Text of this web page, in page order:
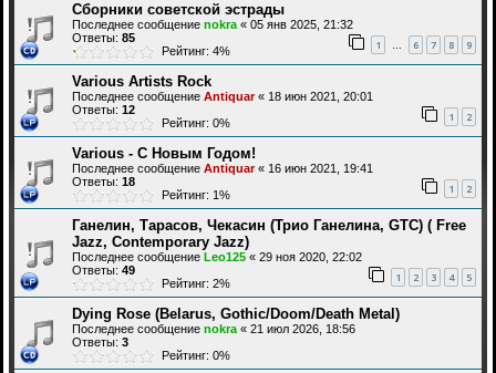
Сборники советской эстрады
Последнее сообщение nokra « 05 янв 2025, 21:32
Ответы: 85 1 … 6 7 8 9
Рейтинг: 4%
Various Artists Rock
Последнее сообщение Antiquar« 18 июн 2021, 20:01
Ответы: 12 1 2
Рейтинг: 0%
Various - С Новым Годом!
Последнее сообщение Antiquar« 16 июн 2021, 19:41
Ответы: 18 1 2
Рейтинг: 1%
Ганелин, Тарасов, Чекасин (Трио Ганелина, GTC) ( Free
Jazz, Contemporary Jazz)
Последнее сообщение Leo125 « 29 ноя 2020, 22:02
Ответы: 49 1 2 3 4 5
Рейтинг: 2%
Dying Rose (Belarus, Gothic/Doom/Death Metal)
Последнее сообщение nokra « 21 июл 2026, 18:56
Ответы: 3
Рейтинг: 0%